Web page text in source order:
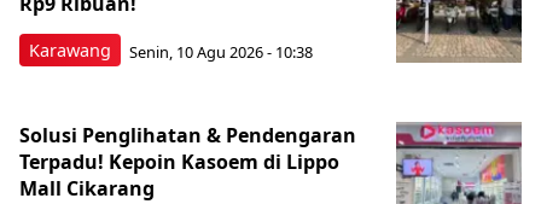
Karawang Senin, 10 Agu 2026 - 10:38
Solusi Penglihatan & Pendengaran
Terpadu! Kepoin Kasoem di Lippo
Mall Cikarang